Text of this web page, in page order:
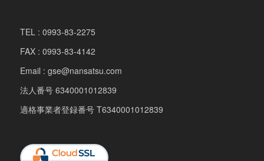
TEL : 0993-83-2275
FAX : 0993-83-4142
Email : gse@nansatsu.com
法人番号 6340001012839
適格事業者登録番号 T6340001012839